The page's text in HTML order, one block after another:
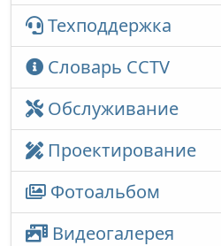
Техподдержка
Словарь CCTV
Обслуживание
Проектирование
Фотоальбом
Видеогалерея